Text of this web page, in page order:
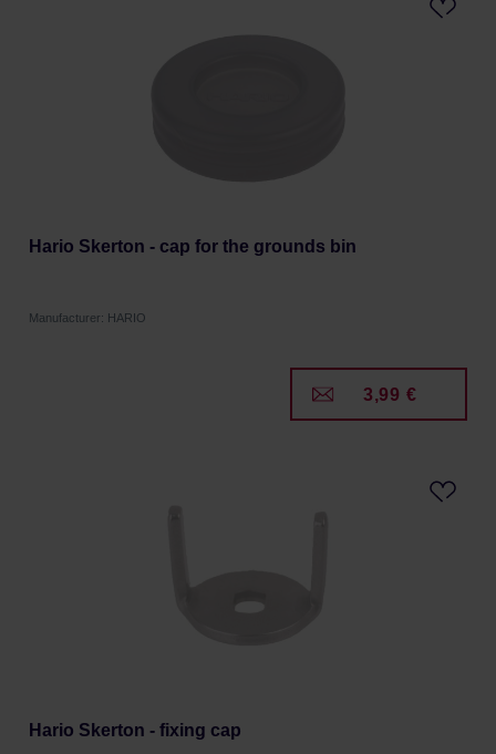
Hario Skerton - cap for the grounds bin
Manufacturer: HARIO
3,99 €
Hario Skerton - fixing cap